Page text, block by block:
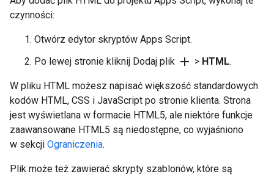
czynności:
Otwórz edytor skryptów Apps Script.
Po lewej stronie kliknij Dodaj plik add > HTML.
W pliku HTML możesz napisać większość standardowych
kodów HTML, CSS i JavaScript po stronie klienta. Strona
jest wyświetlana w formacie HTML5, ale niektóre funkcje
zaawansowane HTML5 są niedostępne, co wyjaśniono
w sekcji Ograniczenia.
Plik może też zawierać skrypty szablonów, które są